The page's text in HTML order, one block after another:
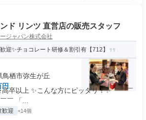
ド リンツ 直営店の販売スタッフ
ジャパン株式会社
迎✨チョコレート研修＆割引有【712】
栖市弥生が丘
円
卒以上 ✨こんな方にピッタリ！✨ ￣￣￣
￣ 「...
歓迎 +14個